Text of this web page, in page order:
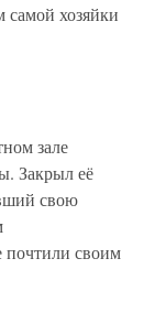
самой хозяйки
зале
Закрыл её
свою
почтили своим